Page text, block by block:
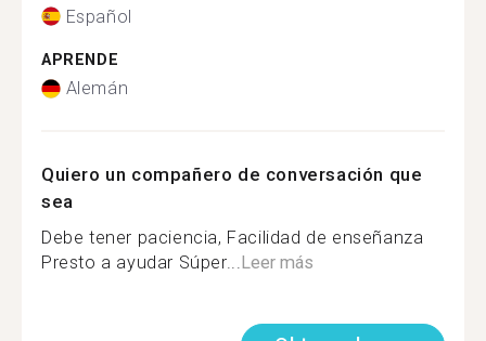
Español
APRENDE
Alemán
Quiero un compañero de conversación que
sea
Debe tener paciencia, Facilidad de enseñanza
Presto a ayudar Súper...Leer más